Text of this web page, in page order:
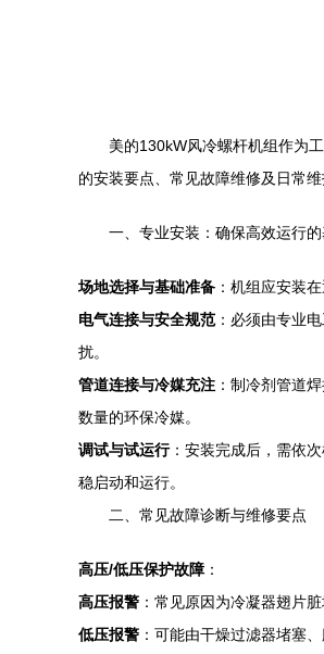
美的130kW风冷螺杆机组作为
的安装要点、常见故障维修及日常
一、专业安装：确保高效运行
场地选择与基础准备 ：机组应安装
电气连接与安全规范 ：必须由专业
扰。
管道连接与冷媒充注 ：制冷剂管道
数量的环保冷媒。
调试与试运行：安装完成后，需依
稳启动和运行。
二、常见故障诊断与维修要点
高压/低压保护故障 ：
高压报警 ：常见原因为冷凝器翅片
低压报警 ：可能由干燥过滤器堵塞